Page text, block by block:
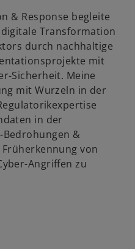
& Response begleite
Transformation
durch nachhaltige
mit
Sicherheit. Meine
mit Wurzeln in der
in der
Bedrohungen &
von
Angriffen zu